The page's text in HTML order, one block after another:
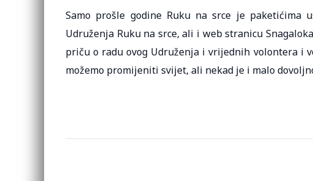
Samo prošle godine Ruku na srce je paketićima
Udruženja Ruku na srce, ali i web stranicu
priču o radu ovog Udruženja i vrijednih volontera i
možemo promijeniti svijet, ali nekad je i malo